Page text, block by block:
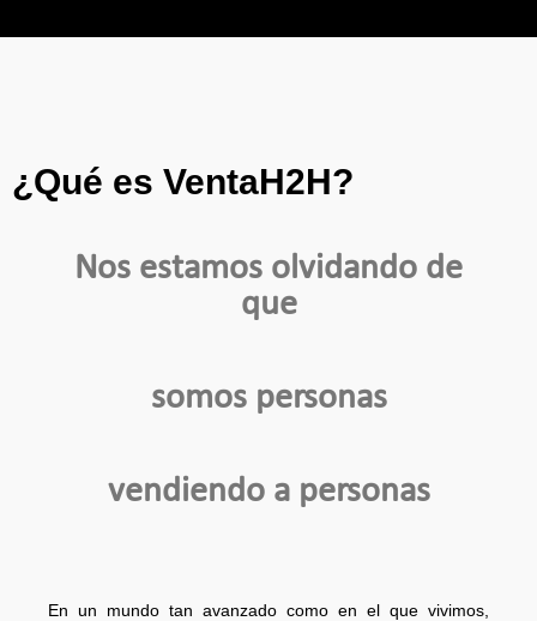
¿Qué es VentaH2H?
Nos estamos olvidando de
que
somos personas
vendiendo a personas
En un mundo tan avanzado como en el que vivimos,